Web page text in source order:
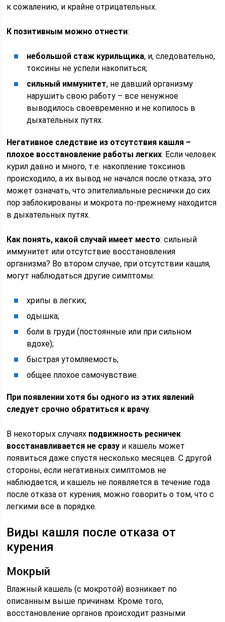
к сожалению, и крайне отрицательных.
К позитивным можно отнести:
небольшой стаж курильщика, и, следовательно,
токсины не успели накопиться;
сильный иммунитет, не давший организму
нарушить свою работу – все ненужное
выводилось своевременно и не копилось в
дыхательных путях.
Негативное следствие из отсутствия кашля –
плохое восстановление работы легких. Если человек
курил давно и много, т.е. накопление токсинов
происходило, а их вывод не начался после отказа, это
может означать, что эпителиальные реснички до сих
пор заблокированы и мокрота по-прежнему находится
в дыхательных путях.
Как понять, какой случай имеет место: сильный
иммунитет или отсутствие восстановления
организма? Во втором случае, при отсутствии кашля,
могут наблюдаться другие симптомы:
хрипы в легких;
одышка;
боли в груди (постоянные или при сильном
вдохе);
быстрая утомляемость;
общее плохое самочувствие.
При появлении хотя бы одного из этих явлений
следует срочно обратиться к врачу.
В некоторых случаях подвижность ресничек
восстанавливается не сразу и кашель может
появиться даже спустя несколько месяцев. С другой
стороны, если негативных симптомов не
наблюдается, и кашель не появляется в течение года
после отказа от курения, можно говорить о том, что с
легкими все в порядке.
Виды кашля после отказа от
курения
Мокрый
Влажный кашель (с мокротой) возникает по
описанным выше причинам. Кроме того,
восстановление органов происходит разными